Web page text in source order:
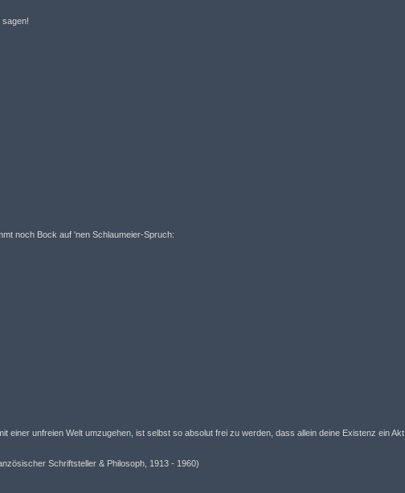
sagen!
noch Bock auf 'nen Schlaumeier-Spruch:
einer unfreien Welt umzugehen, ist selbst so absolut frei zu werden, dass allein deine Existenz ein Akt
Schriftsteller & Philosoph, 1913 - 1960)